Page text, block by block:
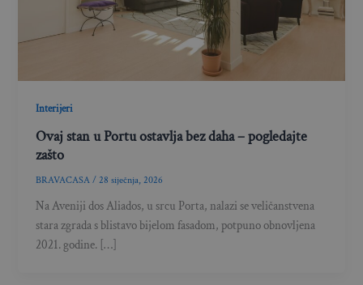
Interijeri
Ovaj stan u Portu ostavlja bez daha – pogledajte
zašto
BRAVACASA/28 siječnja, 2026
Na Aveniji dos Aliados, u srcu Porta, nalazi se veličanstvena
stara zgrada s blistavo bijelom fasadom, potpuno obnovljena
2021. godine. […]